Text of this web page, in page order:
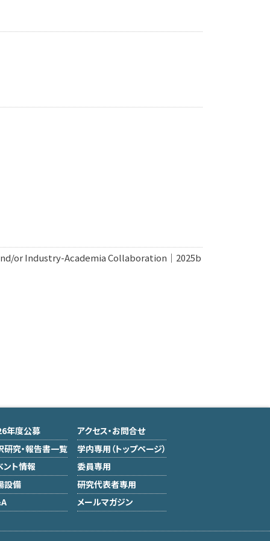
or Industry-Academia Collaboration｜2025b
年度公募
研究・報告書一覧
ント情報
設備
アクセス・お問合せ
学内専用（トップページ）
委員専用
研究代表者専用
メールマガジン